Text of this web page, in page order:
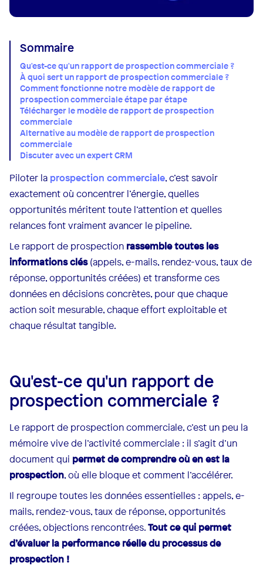
Sommaire
Qu'est-ce qu'un rapport de prospection commerciale ?
À quoi sert un rapport de prospection commerciale ?
Comment fonctionne notre modèle de rapport de
prospection commerciale étape par étape
Télécharger le modèle de rapport de prospection
commerciale
Alternative au modèle de rapport de prospection
commerciale
Discuter avec un expert CRM
Piloter la prospection commerciale, c’est savoir
exactement où concentrer l’énergie, quelles
opportunités méritent toute l’attention et quelles
relances font vraiment avancer le pipeline.
Le rapport de prospection rassemble toutes les
informations clés(appels, e-mails, rendez-vous, taux de
réponse, opportunités créées) et transforme ces
données en décisions concrètes, pour que chaque
action soit mesurable, chaque effort exploitable et
chaque résultat tangible.
Qu'est-ce qu'un rapport de
prospection commerciale ?
Le rapport de prospection commerciale, c’est un peu la
mémoire vive de l’activité commerciale : il s’agit d’un
document qui permet de comprendre où en est la
prospection, où elle bloque et comment l’accélérer.
Il regroupe toutes les données essentielles : appels, e-
mails, rendez-vous, taux de réponse, opportunités
créées, objections rencontrées.Tout ce qui permet
d’évaluer la performance réelle du processus de
prospection !